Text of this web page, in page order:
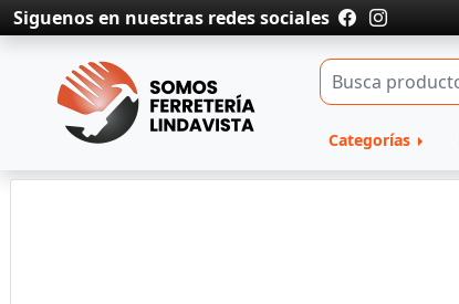
Siguenos en nuestras redes sociales
Categorías